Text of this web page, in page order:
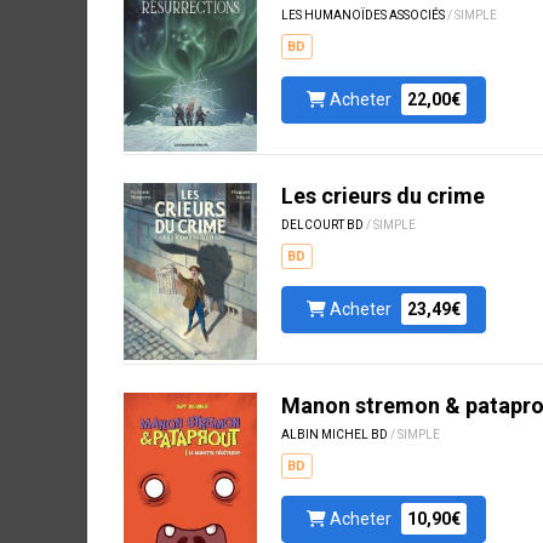
LES HUMANOÏDES ASSOCIÉS / SIMPLE
BD
Acheter 22,00€
Les crieurs du crime
DELCOURT BD / SIMPLE
BD
Acheter 23,49€
Manon stremon &
ALBIN MICHEL BD / SIMPLE
BD
Acheter 10,90€